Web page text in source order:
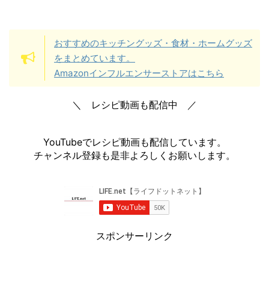
おすすめのキッチングッズ・食材・ホームグッズ
をまとめています。
Amazonインフルエンサーストアはこちら
＼ レシピ動画も配信中 ／
YouTubeでレシピ動画も配信しています。
チャンネル登録も是非よろしくお願いします。
スポンサーリンク